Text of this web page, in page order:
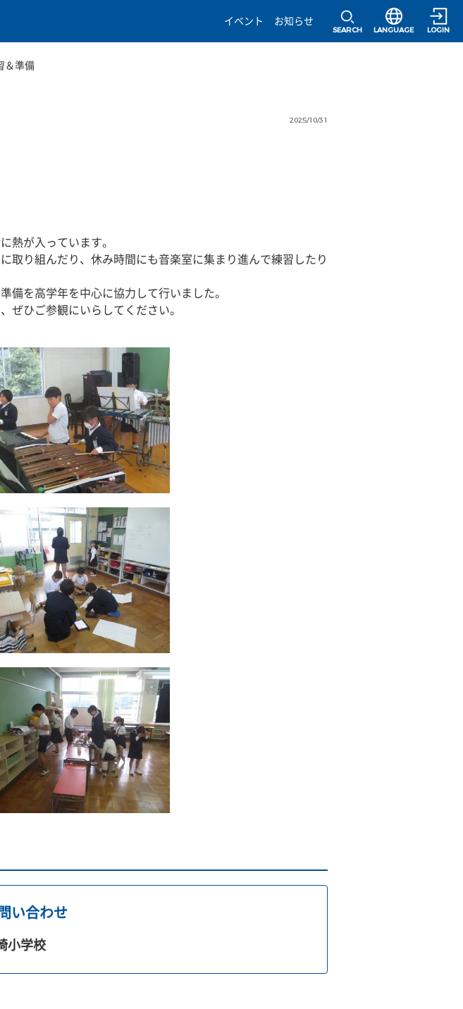
イベント
お知らせ
SEARCH
選択すると言語
LANGUAGE LOGIN
＆準備
2025/10/31
熱が入っています。
り組んだり、休み時間にも音楽室に集まり進んで練習したり
を高学年を中心に協力して行いました。
ひご参観にいらしてください。
い合わせ
小学校